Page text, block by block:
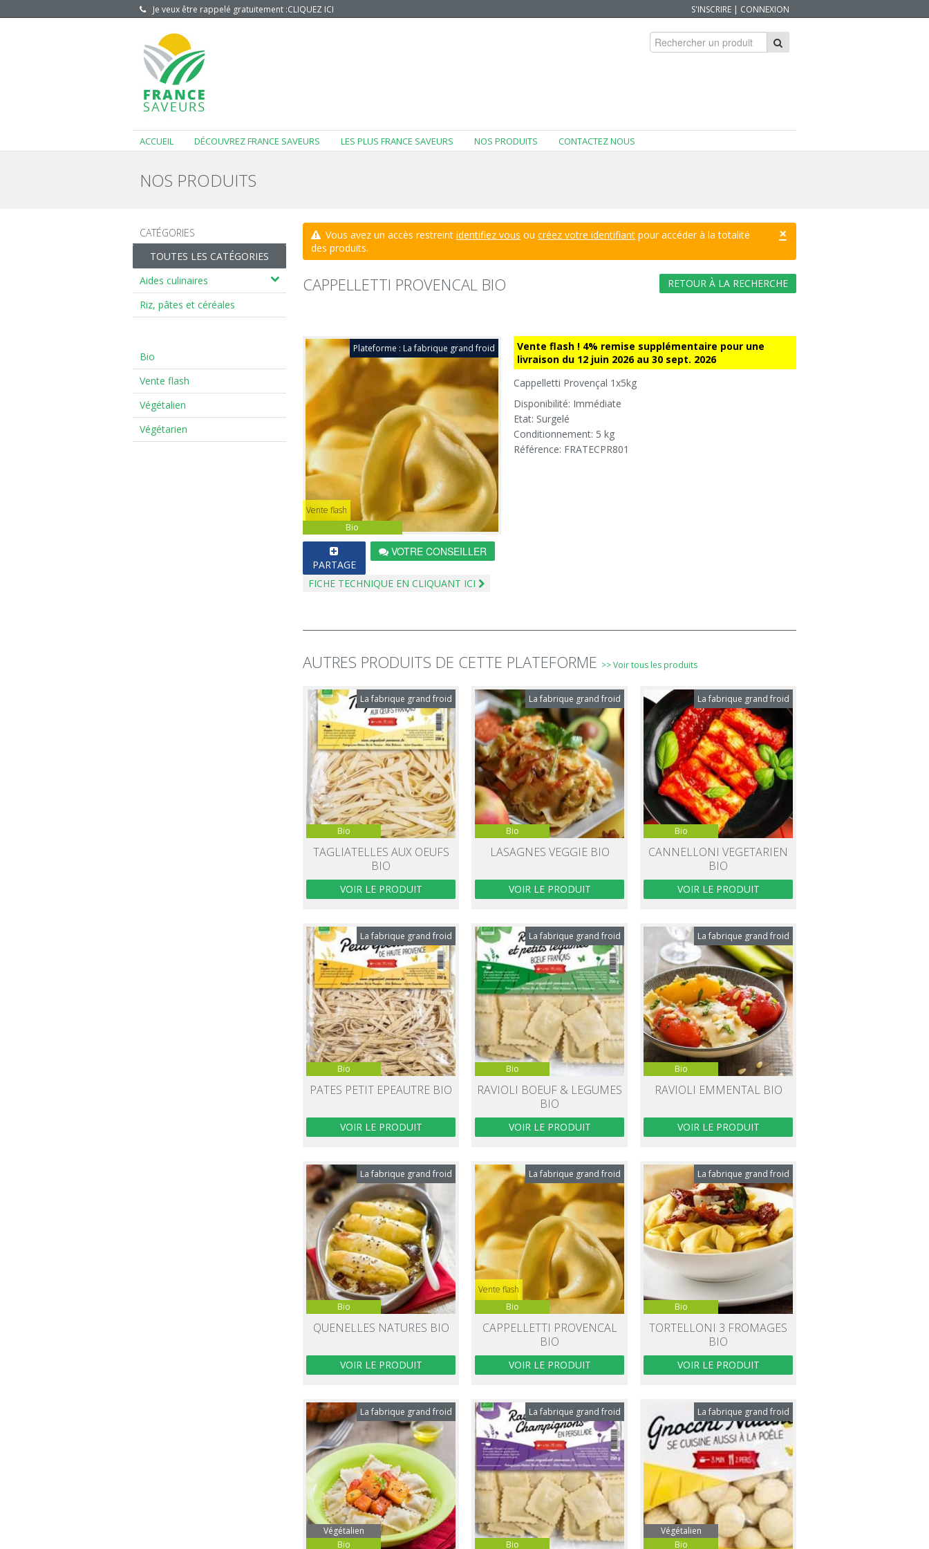
Je veux être rappelé gratuitement :CLIQUEZ ICI S'INSCRIRE | CONNEXION
ACCUEIL DÉCOUVREZ FRANCE SAVEURS LES PLUS FRANCE SAVEURS NOS PRODUITS CONTACTEZ NOUS
NOS PRODUITS
CATÉGORIES
TOUTES LES CATÉGORIES
Aides culinaires
Riz, pâtes et céréales
Bio
Vente flash
Végétalien
Végétarien
×
Vous avez un accès restreintidentifiez vous oucréez votre identifiant pour accéder à la totalité
des produits.
RETOUR À LA RECHERCHE
CAPPELLETTI PROVENCAL BIO
Bio
Vente flash
Plateforme : La fabrique grand froid
PARTAGE
VOTRE CONSEILLER
FICHE TECHNIQUE EN CLIQUANT ICI
Vente flash ! 4% remise supplémentaire pour une
livraison du 12 juin 2026 au 30 sept. 2026
Cappelletti Provençal 1x5kg
Disponibilité: Immédiate
Etat: Surgelé
Conditionnement: 5 kg
Référence: FRATECPR801
AUTRES PRODUITS DE CETTE PLATEFORME >> Voir tous les produits
La fabrique grand froid
Bio
TAGLIATELLES AUX OEUFS
BIO
VOIR LE PRODUIT
La fabrique grand froid
Bio
LASAGNES VEGGIE BIO
VOIR LE PRODUIT
La fabrique grand froid
Bio
CANNELLONI VEGETARIEN
BIO
VOIR LE PRODUIT
La fabrique grand froid
Bio
PATES PETIT EPEAUTRE BIO
VOIR LE PRODUIT
La fabrique grand froid
Bio
RAVIOLI BOEUF & LEGUMES
BIO
VOIR LE PRODUIT
La fabrique grand froid
Bio
RAVIOLI EMMENTAL BIO
VOIR LE PRODUIT
La fabrique grand froid
Bio
QUENELLES NATURES BIO
VOIR LE PRODUIT
La fabrique grand froid
Bio
Vente flash
CAPPELLETTI PROVENCAL
BIO
VOIR LE PRODUIT
La fabrique grand froid
Bio
TORTELLONI 3 FROMAGES
BIO
VOIR LE PRODUIT
La fabrique grand froid
Bio
Végétalien
La fabrique grand froid
Bio
La fabrique grand froid
Bio
Végétalien